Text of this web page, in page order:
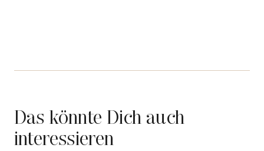
Das könnte Dich auch
interessieren